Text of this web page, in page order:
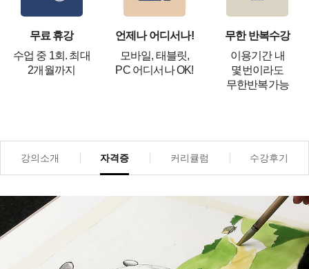
무료 휴강
수업 중 1회. 최대
2개월까지
언제나 어디서나!
모바일, 태블릿,
PC 어디서나 OK!
무한 반복수강
이용기간 내
몇번이라도
무한반복가능
강의소개 자격증 커리큘럼 수강후기